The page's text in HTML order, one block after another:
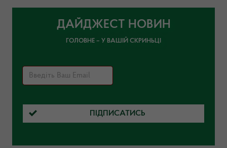
ДАЙДЖЕСТ НОВИН
ГОЛОВНЕ – У ВАШІЙ СКРИНЬЦІ
ПІДПИСАТИСЬ